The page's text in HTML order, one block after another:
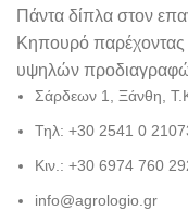
Πάντα δίπλα στον
Κηπουρό παρέχοντας
υψηλών
Σάρδεων 1, Ξάνθη,
Τηλ: +30 2541 0
Κιν.: +30 6974 760
info@agrologio.gr